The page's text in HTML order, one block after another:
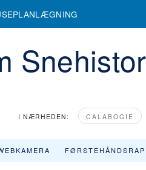
I NÆRHEDEN: CALABOGIE